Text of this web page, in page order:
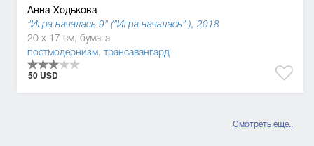
Анна Ходькова
"Игра началась 9" ("Игра началась" ), 2018
20 x 17 см, бумага
постмодернизм, трансавангард
50 USD
Смотреть еще..